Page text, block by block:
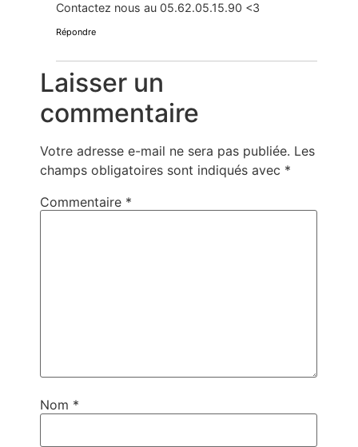
Contactez nous au 05.62.05.15.90 <3
Répondre
Laisser un
commentaire
Votre adresse e-mail ne sera pas publiée. Les
champs obligatoires sont indiqués avec *
Commentaire *
Nom *